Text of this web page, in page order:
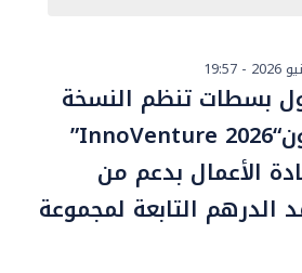
بسطات تنظم النسخة
الأولى من هاكاثون“InnoVenture 2026”
الأعمال بدعم من
التابعة لمجموعة